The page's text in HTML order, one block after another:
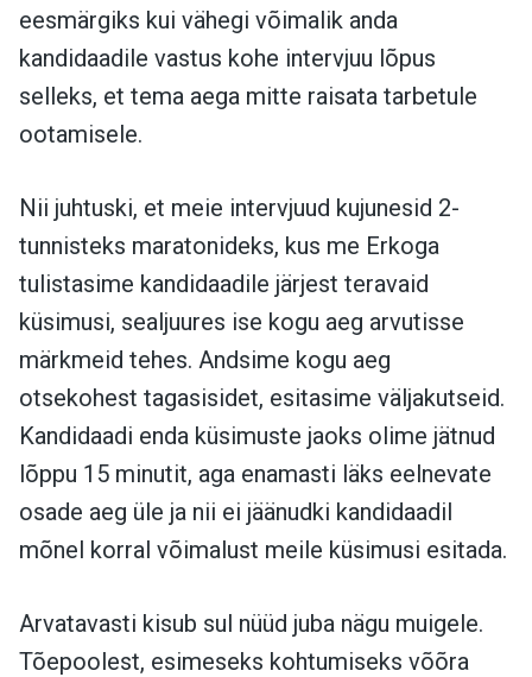
eesmärgiks kui vähegi võimalik anda
kandidaadile vastus kohe intervjuu lõpus
selleks, et tema aega mitte raisata tarbetule
ootamisele.
Nii juhtuski, et meie intervjuud kujunesid 2-
tunnisteks maratonideks, kus me Erkoga
tulistasime kandidaadile järjest teravaid
küsimusi, sealjuures ise kogu aeg arvutisse
märkmeid tehes. Andsime kogu aeg
otsekohest tagasisidet, esitasime väljakutseid.
Kandidaadi enda küsimuste jaoks olime jätnud
lõppu 15 minutit, aga enamasti läks eelnevate
osade aeg üle ja nii ei jäänudki kandidaadil
mõnel korral võimalust meile küsimusi esitada.
Arvatavasti kisub sul nüüd juba nägu muigele.
Tõepoolest, esimeseks kohtumiseks võõra